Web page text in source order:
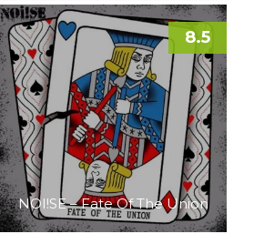
NOI!SE – Fate Of The Union
8.5